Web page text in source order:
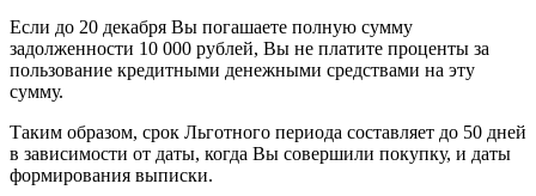
Если до 20 декабря Вы погашаете полную сумму
задолженности 10 000 рублей, Вы не платите проценты за
пользование кредитными денежными средствами на эту
сумму.
Таким образом, срок Льготного периода составляет до 50 дней
в зависимости от даты, когда Вы совершили покупку, и даты
формирования выписки.